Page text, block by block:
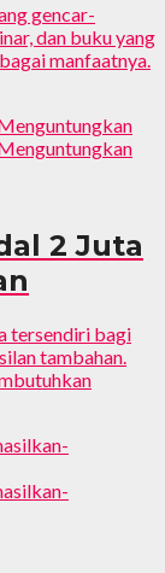
gencar-
dan buku yang
manfaatnya.
2 Juta
tersendiri bagi
tambahan.